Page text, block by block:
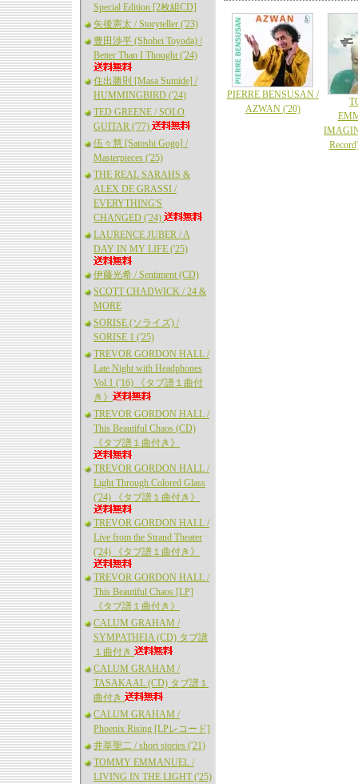
Special Edition [2枚組CD]
矢後憲太 / Storyteller ('23)
豊田渉平 (Shohei Toyoda) /
Better Than I Thought ('24)
住出勝則 [Masa Sumide] /
HUMMINGBIRD ('24)
TED GREENE / SOLO
GUITAR ('77)
伍々慧 [Satoshi Gogo] /
Masterpieces ('25)
THE REAL SARAHS &
ALEX DE GRASSI /
EVERYTHING'S
CHANGED ('24)
LAURENCE JUBER / A
DAY IN MY LIFE ('25)
伊藤光希 / Sentiment (CD)
SCOTT CHADWICK / 24 &
MORE
SORISE (ソライズ) /
SORISE 1 ('25)
TREVOR GORDON HALL /
Late Night with Headphones
Vol.1 ('16) 《タブ譜１曲付
き》
TREVOR GORDON HALL /
This Beautiful Chaos (CD)
《タブ譜１曲付き》
TREVOR GORDON HALL /
Light Through Colored Glass
('24) 《タブ譜１曲付き》
TREVOR GORDON HALL /
Live from the Strand Theater
('24) 《タブ譜１曲付き》
TREVOR GORDON HALL /
This Beautiful Chaos [LP]
《タブ譜１曲付き》
CALUM GRAHAM /
SYMPATHEIA (CD) タブ譜
１曲付き
CALUM GRAHAM /
TASAKAAL (CD) タブ譜１
曲付き
CALUM GRAHAM /
Phoenix Rising [LPレコード]
井草聖二 / short stories ('21)
TOMMY EMMANUEL /
LIVING IN THE LIGHT ('25)
PIERRE BENSUSAN /
AZWAN ('20)